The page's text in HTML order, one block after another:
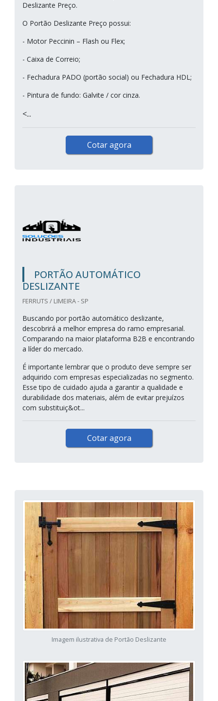
Deslizante Preço.
O Portão Deslizante Preço possui:
- Motor Peccinin – Flash ou Flex;
- Caixa de Correio;
- Fechadura PADO (portão social) ou Fechadura HDL;
- Pintura de fundo: Galvite / cor cinza.
<...
Cotar agora
PORTÃO AUTOMÁTICO
DESLIZANTE
FERRUTS / LIMEIRA - SP
Buscando por portão automático deslizante,
descobrirá a melhor empresa do ramo empresarial.
Comparando na maior plataforma B2B e encontrando
a líder do mercado.
É importante lembrar que o produto deve sempre ser
adquirido com empresas especializadas no segmento.
Esse tipo de cuidado ajuda a garantir a qualidade e
durabilidade dos materiais, além de evitar prejuízos
com substituiç&ot...
Cotar agora
Imagem ilustrativa de Portão Deslizante